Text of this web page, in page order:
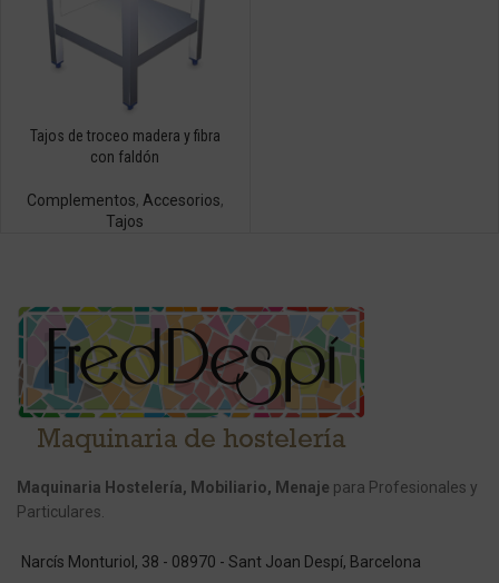
Tajos de troceo madera y fibra
con faldón
Complementos, Accesorios,
Tajos
Maquinaria Hostelería, Mobiliario, Menaje para Profesionales y
Particulares.
Narcís Monturiol, 38 - 08970 - Sant Joan Despí, Barcelona